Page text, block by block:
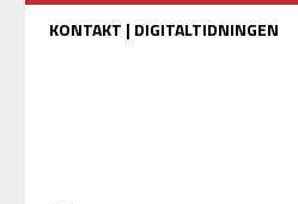
KONTAKT | DIGITALTIDNINGEN